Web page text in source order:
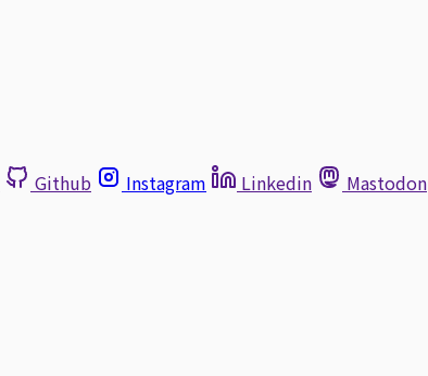
Github Instagram Linkedin Mastodon